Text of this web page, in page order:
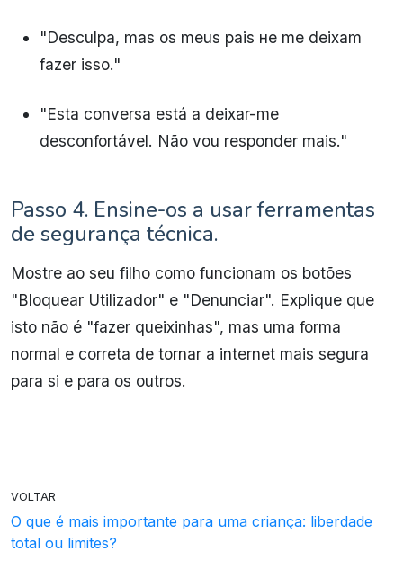
"Desculpa, mas os meus pais не me deixam
fazer isso."
"Esta conversa está a deixar-me
desconfortável. Não vou responder mais."
Passo 4. Ensine-os a usar ferramentas
de segurança técnica.
Mostre ao seu filho como funcionam os botões
"Bloquear Utilizador" e "Denunciar". Explique que
isto não é "fazer queixinhas", mas uma forma
normal e correta de tornar a internet mais segura
para si e para os outros.
VOLTAR
O que é mais importante para uma criança: liberdade
total ou limites?